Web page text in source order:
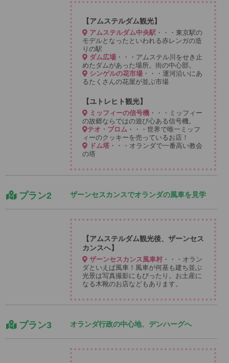
【アムステルダム観光】
アムステルダム中央駅 ・・・東京駅の
モデルとなったといわれる赤レンガの造
りの駅
ダム広場 ・・・アムステル川をせき止
めたダムがあった場所。街の中心部。
シンゲルの花市場 ・・・運河沿いにあ
るたくさんの花屋が並ぶ市場
【ユトレヒト観光】
ミッフィーの信号機 ・・・ミッフィー
の故郷ならではの遊び心ある信号機。
テオ・ブロム ・・・世界で唯一ミッフ
ィーのクッキーを売っているお店！
ドム塔 ・・・オランダで一番高い教会
の塔
プラン2 ザーンセスカンスでオランダの風車を見学
【アムステルダム観光後、ザーンセス
カンスへ】
ザーンセスカンス風車村 ・・・オラン
ダといえば風車！風車が何基も建ち並ぶ
光景は写真撮影にもぴったり。お土産に
なる木靴のお店などもあります。
プラン3 オランダ行政の中心地、デンハーグへ